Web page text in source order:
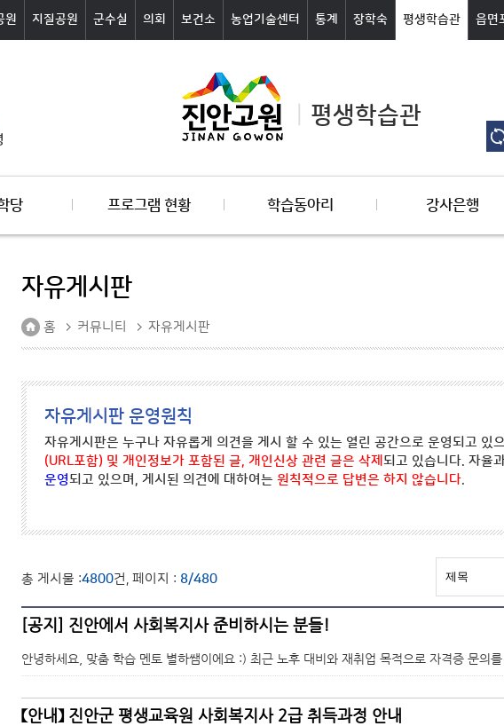
원 지질공원 군수실 의회 보건소 농업기술센터 통계 장학숙 평생학습관 읍면
평생학습관
당 프로그램 현황 학습동아리 강사은행
자유게시판
홈 커뮤니티 자유게시판
자유게시판 운영원칙
자유게시판은 누구나 자유롭게 의견을 게시 할 수 있는 열린 공간으로 운영되고 있
(URL포함) 및 개인정보가 포함된 글, 개인신상 관련 글은 삭제 되고 있습니다. 자율
운영되고 있으며, 게시된 의견에 대하여는 원칙적으로 답변은 하지 않습니다.
총 게시물 :4800건, 페이지 : 8/480
[공지] 진안에서 사회복지사 준비하시는 분들!
안녕하세요, 맞춤 학습 멘토 별하쌤이에요 :) 최근 노후 대비와 재취업 목적으로 자격증 문의를
【안내】 진안군 평생교육원 사회복지사 2급 취득과정 안내